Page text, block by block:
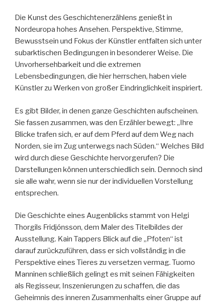
Die Kunst des Geschichtenerzählens genießt in
Nordeuropa hohes Ansehen. Perspektive, Stimme,
Bewusstsein und Fokus der Künstler entfalten sich unter
subarktischen Bedingungen in besonderer Weise. Die
Unvorhersehbarkeit und die extremen
Lebensbedingungen, die hier herrschen, haben viele
Künstler zu Werken von großer Eindringlichkeit inspiriert.
Es gibt Bilder, in denen ganze Geschichten aufscheinen.
Sie fassen zusammen, was den Erzähler bewegt: „Ihre
Blicke trafen sich, er auf dem Pferd auf dem Weg nach
Norden, sie im Zug unterwegs nach Süden.“ Welches Bild
wird durch diese Geschichte hervorgerufen? Die
Darstellungen können unterschiedlich sein. Dennoch sind
sie alle wahr, wenn sie nur der individuellen Vorstellung
entsprechen.
Die Geschichte eines Augenblicks stammt von Helgi
Thorgils Fridjónsson, dem Maler des Titelbildes der
Ausstellung. Kain Tappers Blick auf die „Pfoten“ ist
darauf zurückzuführen, dass er sich vollständig in die
Perspektive eines Tieres zu versetzen vermag. Tuomo
Manninen schließlich gelingt es mit seinen Fähigkeiten
als Regisseur, Inszenierungen zu schaffen, die das
Geheimnis des inneren Zusammenhalts einer Gruppe auf